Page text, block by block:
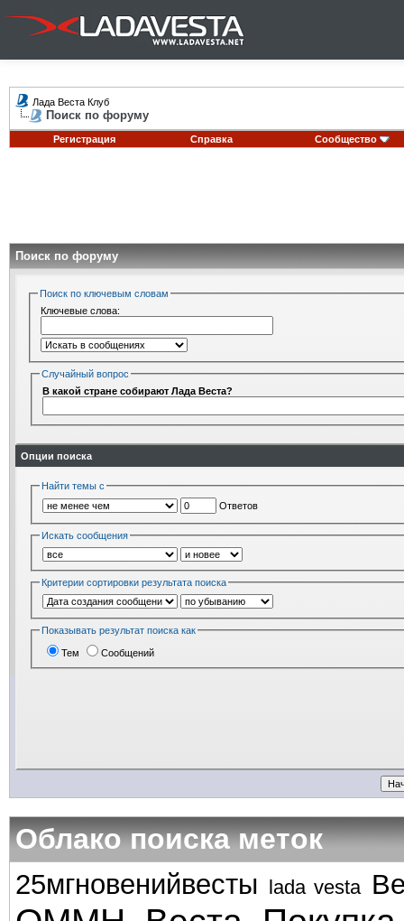
Лада Веста Клуб
Поиск по форуму
Регистрация Справка Сообщество
Поиск по форуму
Поиск по ключевым словам
Ключевые слова:
Случайный вопрос
В какой стране собирают Лада Веста?
Опции поиска
Найти темы с
Ответов
Искать сообщения
Критерии сортировки результата поиска
Показывать результат поиска как
Тем Сообщений
Облако поиска меток
25мгновенийвесты lada vesta